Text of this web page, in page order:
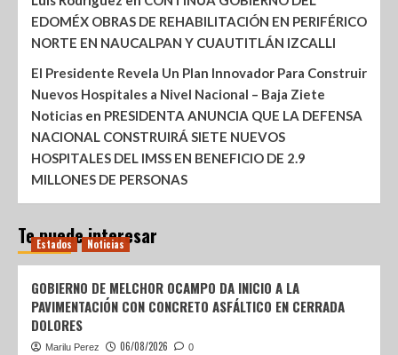
EDOMÉX OBRAS DE REHABILITACIÓN EN PERIFÉRICO
NORTE EN NAUCALPAN Y CUAUTITLÁN IZCALLI
El Presidente Revela Un Plan Innovador Para Construir
Nuevos Hospitales a Nivel Nacional – Baja Ziete
Noticias en PRESIDENTA ANUNCIA QUE LA DEFENSA
NACIONAL CONSTRUIRÁ SIETE NUEVOS
HOSPITALES DEL IMSS EN BENEFICIO DE 2.9
MILLONES DE PERSONAS
Te puede interesar
Estados Noticias
GOBIERNO DE MELCHOR OCAMPO DA INICIO A LA
PAVIMENTACIÓN CON CONCRETO ASFÁLTICO EN CERRADA
DOLORES
Marilu Perez 06/08/2026 0